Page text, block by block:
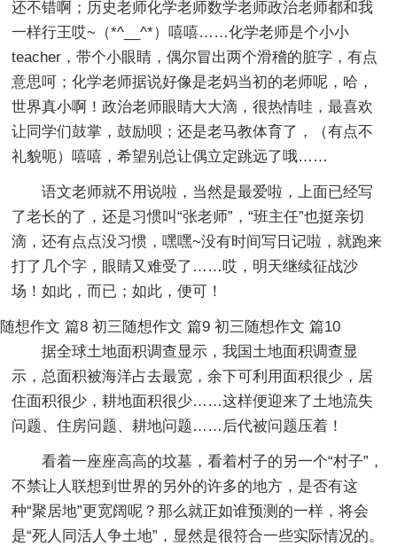
还不错啊；历史老师化学老师数学老师政治老师都和我
一样行王哎~（*^__^*）嘻嘻……化学老师是个小小
teacher，带个小眼睛，偶尔冒出两个滑稽的脏字，有点
意思呵；化学老师据说好像是老妈当初的老师呢，哈，
世界真小啊！政治老师眼睛大大滴，很热情哇，最喜欢
让同学们鼓掌，鼓励呗；还是老马教体育了，（有点不
礼貌呃）嘻嘻，希望别总让偶立定跳远了哦……
语文老师就不用说啦，当然是最爱啦，上面已经写
了老长的了，还是习惯叫“张老师”，“班主任”也挺亲切
滴，还有点点没习惯，嘿嘿~没有时间写日记啦，就跑来
打了几个字，眼睛又难受了……哎，明天继续征战沙
场！如此，而已；如此，便可！
随想作文 篇8
据全球土地面积调查显示，我国土地面积调查显
示，总面积被海洋占去最宽，余下可利用面积很少，居
住面积很少，耕地面积很少……这样便迎来了土地流失
问题、住房问题、耕地问题……后代被问题压着！
看着一座座高高的坟墓，看着村子的另一个“村子”，
不禁让人联想到世界的另外的许多的地方，是否有这
种“聚居地”更宽阔呢？那么就正如谁预测的一样，将会
是“死人同活人争土地”，显然是很符合一些实际情况的。
初三随想作文 篇9 初三随想作文 篇10